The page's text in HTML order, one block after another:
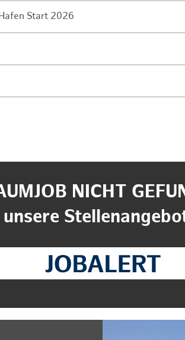
Start 2026
NICHT